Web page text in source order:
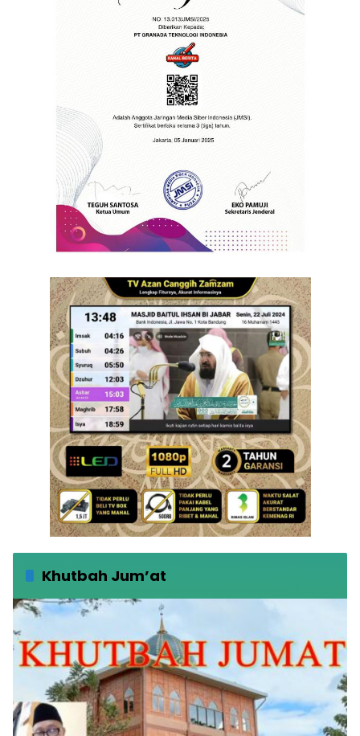
Khutbah Jum’at